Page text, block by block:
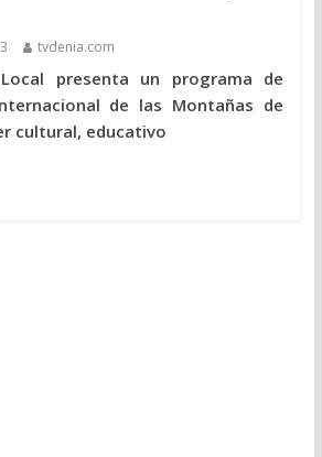
tvdenia.com
presenta un programa de
de las Montañas de
cultural, educativo